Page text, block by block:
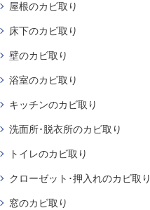
屋根のカビ取り
床下のカビ取り
壁のカビ取り
浴室のカビ取り
キッチンのカビ取り
洗面所･脱衣所のカビ取り
トイレのカビ取り
クローゼット･押入れのカビ取り
窓のカビ取り